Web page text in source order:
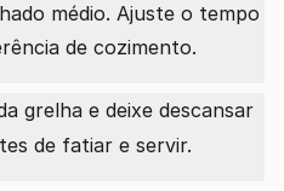
médio. Ajuste o tempo
de cozimento.
grelha e deixe descansar
de fatiar e servir.